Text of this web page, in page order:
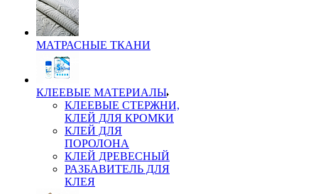
МАТРАСНЫЕ ТКАНИ
КЛЕЕВЫЕ МАТЕРИАЛЫ
КЛЕЕВЫЕ СТЕРЖНИ,
КЛЕЙ ДЛЯ КРОМКИ
КЛЕЙ ДЛЯ
ПОРОЛОНА
КЛЕЙ ДРЕВЕСНЫЙ
РАЗБАВИТЕЛЬ ДЛЯ
КЛЕЯ